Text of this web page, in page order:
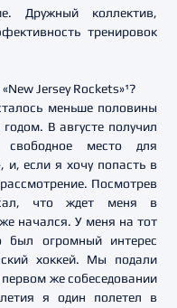
Дружный коллектив,
тренировок
Jersey Rockets»¹?
меньше половины
В августе получил
место для
и, если я хочу попасть в
Посмотрев
что ждет меня в
начался. У меня на тот
огромный интерес
хоккей. Мы подали
же собеседовании
я один полетел в